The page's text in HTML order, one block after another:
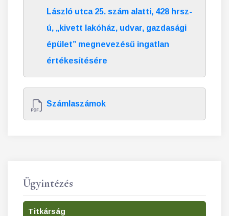
László utca 25. szám alatti, 428 hrsz-
ú, „kivett lakóház, udvar, gazdasági
épület” megnevezésű ingatlan
értékesítésére
Számlaszámok
Ügyintézés
Titkárság